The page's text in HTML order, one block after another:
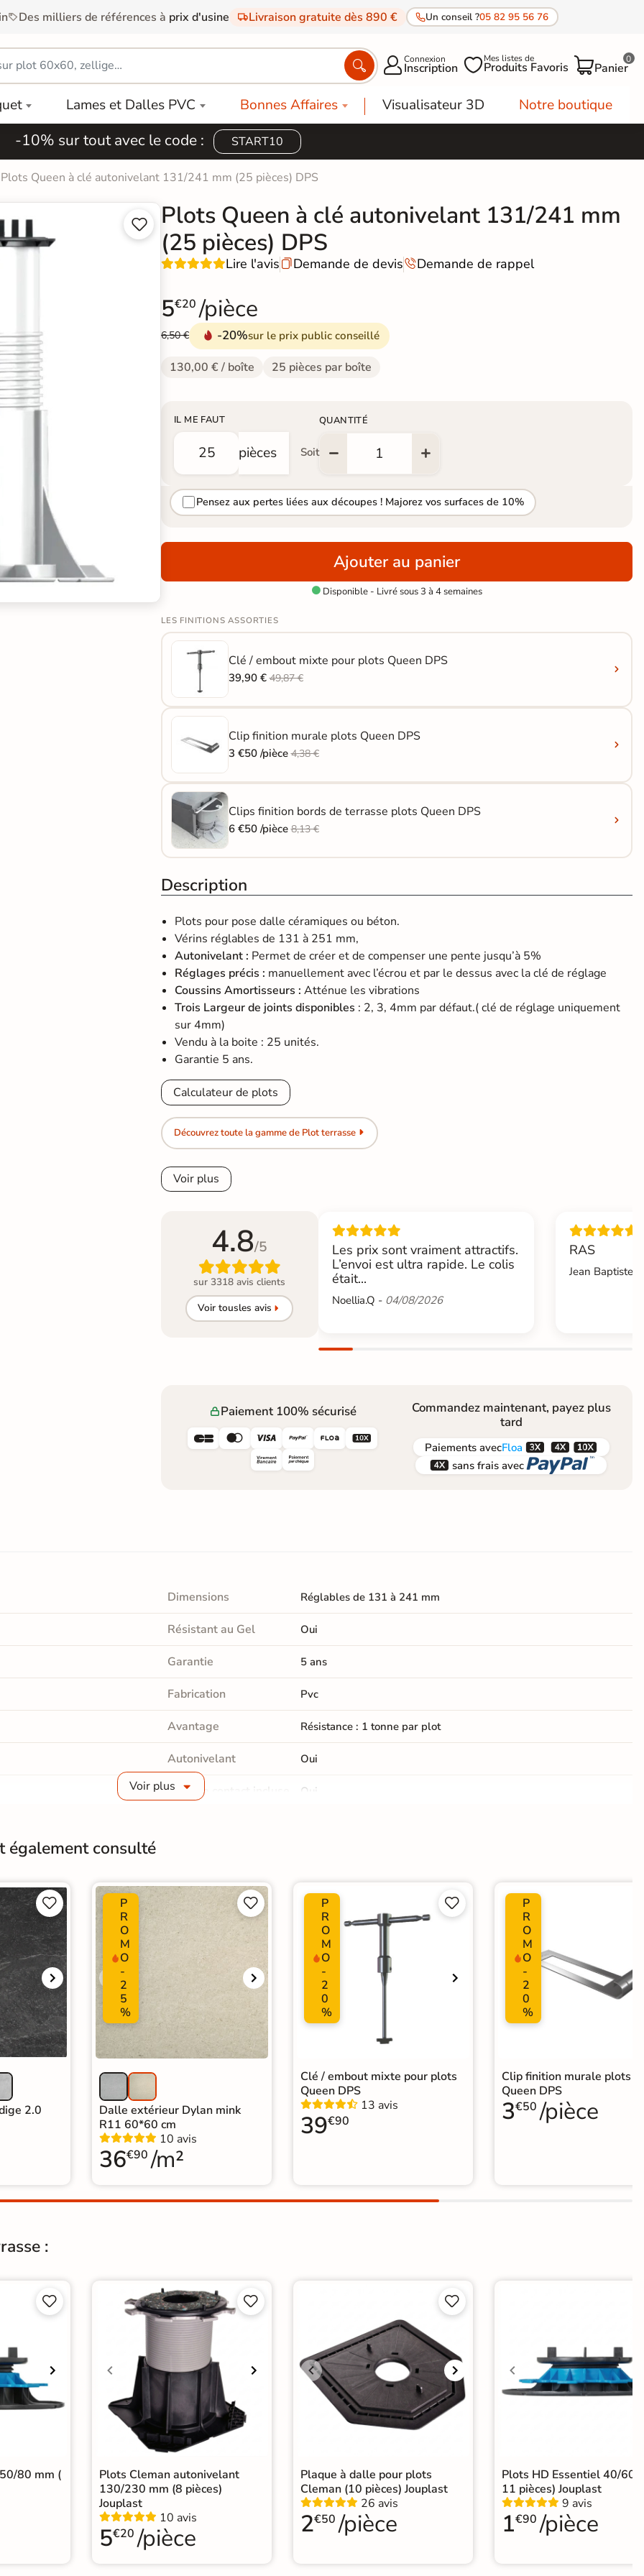
Des milliers de références à prix d'usine Livraison gratuite dès 890 € Un conseil ?05 82 95 56 76
 Connexion
Inscription Mes listes de
Produits Favoris Panier
0
Lames et Dalles PVC Bonnes Affaires Visualisateur 3D Notre boutique
-10% sur tout avec le code : START10
Plots Queen à clé autonivelant 131/241 mm (25 pièces) DPS


Plots Queen à clé autonivelant 131/241 mm
(25 pièces) DPS
Lire l'avis Demande de devisDemande de rappel
5€20 /pièce
6,50 € -20%sur le prix public conseillé
130,00 € / boîte 25 pièces par boîte
IL ME FAUT
pièces Soit
QUANTITÉ
Pensez aux pertes liées aux découpes ! Majorez vos surfaces de 10%
Ajouter au panier
 Disponible - Livré sous 3 à 4 semaines
LES FINITIONS ASSORTIES
Clé / embout mixte pour plots Queen DPS
39,90 €49,87 €
Clip finition murale plots Queen DPS
3 €50 /pièce4,38 €
Clips finition bords de terrasse plots Queen DPS
6 €50 /pièce8,13 €
Description
Plots pour pose dalle céramiques ou béton.
Vérins réglables de 131 à 251 mm,
Autonivelant : Permet de créer et de compenser une pente jusqu’à 5%
Réglages précis : manuellement avec l’écrou et par le dessus avec la clé de réglage
Coussins Amortisseurs :Atténue les vibrations
Trois Largeur de joints disponibles : 2, 3, 4mm par défaut.( clé de réglage uniquement
sur 4mm)
Vendu à la boite : 25 unités.
Garantie 5 ans.
Calculateur de plots
Découvrez toute la gamme de Plot terrasse
Voir plus
4.8/5

sur 3318 avis clients
Voir tousles avis
Les prix sont vraiment attractifs.
L’envoi est ultra rapide. Le colis
était...
Noellia.Q - 04/08/2026
RAS
Jean
Paiement 100% sécurisé
     
Commandez maintenant, payez plus
tard
PaiementsavecFloa  
 sans frais avec 
Dimensions Réglables de 131 à 241 mm
Résistant au Gel Oui
Garantie 5 ans
Fabrication Pvc
Avantage Résistance : 1 tonne par plot
Autonivelant Oui
Gomme contact incluse Oui
Voir plus
également consulté


2.0
P
R
O
M
O
-
2
5
%


Dalle extérieur Dylan mink
R11 60*60 cm
10 avis
36€90 /m²
P
R
O
M
O
-
2
0
%


Clé / embout mixte pour plots
Queen DPS
13 avis
39€90
P
R
O
M
O
-
2
0
%
Clip finition murale plots
Queen DPS
3€50 /pièce
:


80 mm (


Plots Cleman autonivelant
130/230 mm (8 pièces)
Jouplast
10 avis
5€20 /pièce


Plaque à dalle pour plots
Cleman (10 pièces) Jouplast
26 avis
2€50 /pièce
Plots HD Essentiel 40/60
11 pièces) Jouplast
9 avis
1€90 /pièce